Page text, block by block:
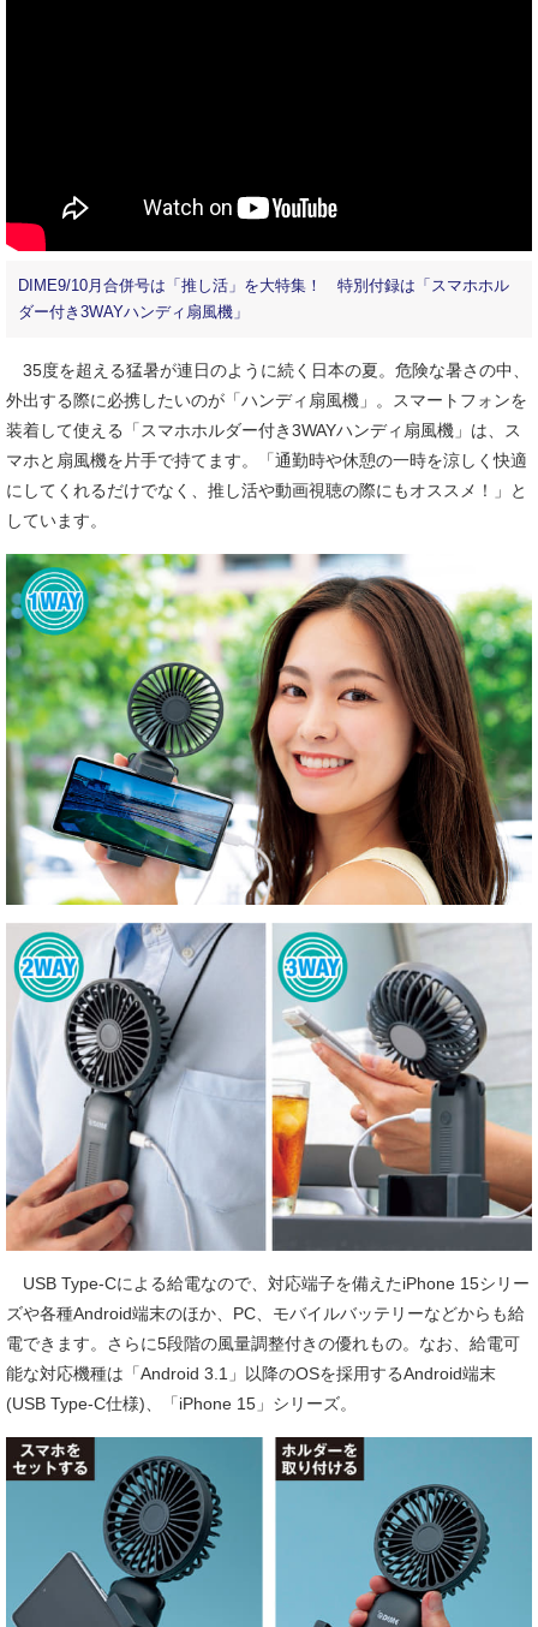
DIME9/10月合併号は「推し活」を大特集！ 特別付録は「スマホホル
ダー付き3WAYハンディ扇風機」
35度を超える猛暑が連日のように続く日本の夏。危険な暑さの中、
外出する際に必携したいのが「ハンディ扇風機」。スマートフォンを
装着して使える「スマホホルダー付き3WAYハンディ扇風機」は、ス
マホと扇風機を片手で持てます。「通勤時や休憩の一時を涼しく快適
にしてくれるだけでなく、推し活や動画視聴の際にもオススメ！」と
しています。
USB Type-Cによる給電なので、対応端子を備えたiPhone 15シリー
ズや各種Android端末のほか、PC、モバイルバッテリーなどからも給
電できます。さらに5段階の風量調整付きの優れもの。なお、給電可
能な対応機種は「Android 3.1」以降のOSを採用するAndroid端末
(USB Type-C仕様)、「iPhone 15」シリーズ。